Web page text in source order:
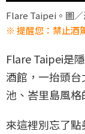
Flare Taipei。圖
※ 提醒您：禁止酒
Flare Taipei是
酒館，一抬頭
池、峇里島風格
來這裡別忘了